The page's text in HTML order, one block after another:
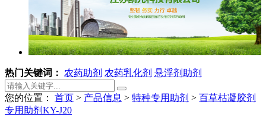
热门关键词： 农药助剂 农药乳化剂 悬浮剂助剂
您的位置： 首页 > 产品信息 > 特种专用助剂 > 百草枯凝胶剂
专用助剂KY-J20